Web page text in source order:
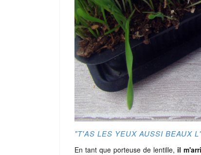
"T'AS LES YEUX AUSSI BEAUX
En tant que porteuse de lentille, il